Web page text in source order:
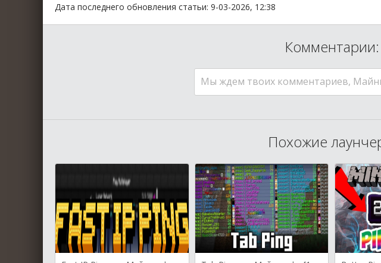
Дата последнего обновления статьи: 9-03-2026, 12:38
Комментарии:
Мы ждем твоих комментариев,
Похожие